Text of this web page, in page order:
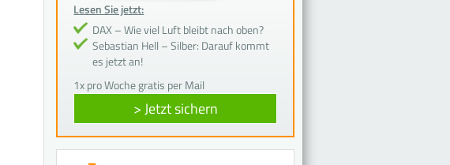
Lesen Sie jetzt:
DAX – Wie viel Luft bleibt nach oben?
Sebastian Hell – Silber: Darauf kommt
es jetzt an!
1x pro Woche gratis per Mail
> Jetzt sichern